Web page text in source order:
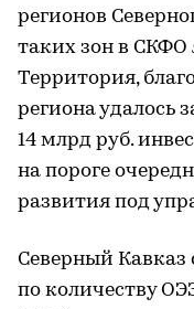
регионов
таких зон в СКФО
Территория,
региона удалось
14 млрд руб.
на пороге
развития под
Северный Кавказ
по количеству